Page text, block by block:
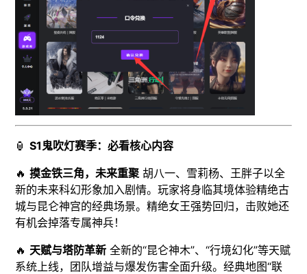
🏮S1鬼吹灯赛季：必看核心内容
🔥摸金铁三角，未来重聚 胡八一、雪莉杨、王胖子以全
新的未来科幻形象加入剧情。玩家将身临其境体验精绝古
城与昆仑神宫的经典场景。精绝女王强势回归，击败她还
有机会掉落专属神兵！
🔥 天赋与塔防革新 全新的“昆仑神木”、“行境幻化”等天赋
系统上线，团队增益与爆发伤害全面升级。经典地图“联